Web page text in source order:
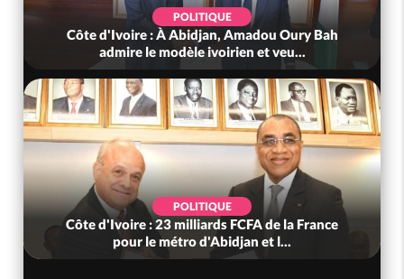
POLITIQUE
Côte d'Ivoire : Violences tragiques à Kossandji
(Mé) ayant fait 03 morts, A...
SOCIÉTÉ
Côte d'Ivoire : « On ne veut pas mourir chez
nous », crient des habitants d...